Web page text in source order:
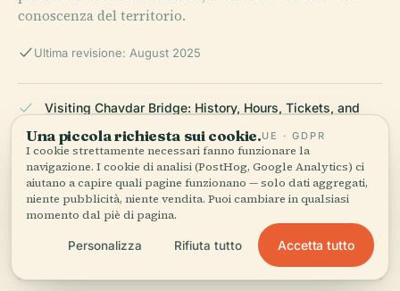
conoscenza del territorio.
Ultima revisione: August 2025
Visiting Chavdar Bridge: History, Hours, Tickets, and
Municipality Official Site
Chavdar Bridge Sofia: Visiting Hours, Tickets & Cultural
Una piccola richiesta sui cookie.UE · GDPR
I cookie strettamente necessari fanno funzionare la
navigazione. I cookie di analisi (PostHog, Google Analytics) ci
aiutano a capire quali pagine funzionano — solo dati aggregati,
niente pubblicità, niente vendita. Puoi cambiare in qualsiasi
momento dal piè di pagina.
Personalizza Rifiuta tutto Accetta tutto